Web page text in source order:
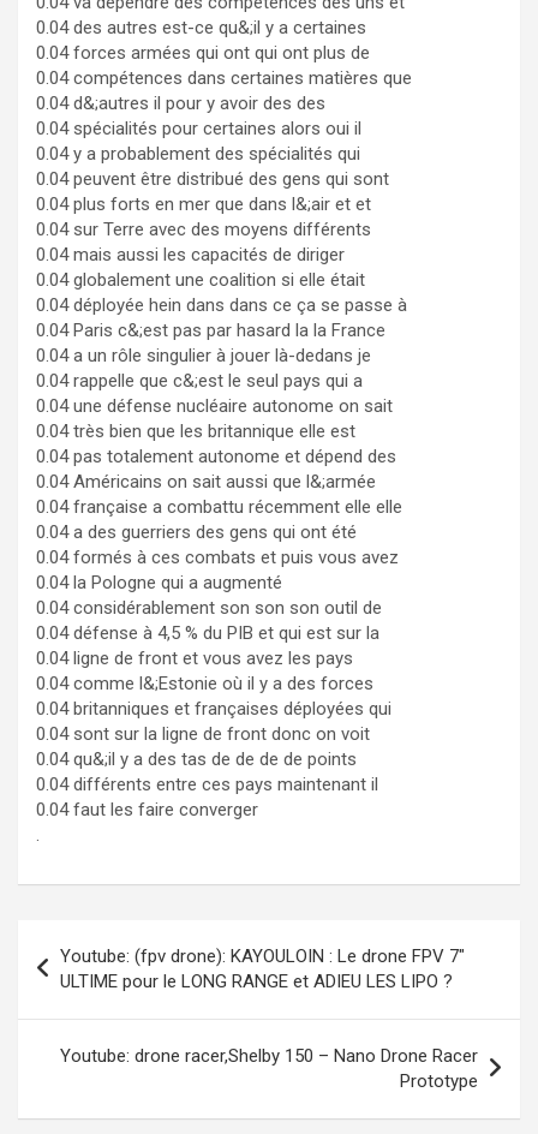
0.04 des autres est-ce qu&;il y a certaines
0.04 forces armées qui ont qui ont plus de
0.04 compétences dans certaines matières que
0.04 d&;autres il pour y avoir des des
0.04 spécialités pour certaines alors oui il
0.04 y a probablement des spécialités qui
0.04 peuvent être distribué des gens qui sont
0.04 plus forts en mer que dans l&;air et et
0.04 sur Terre avec des moyens différents
0.04 mais aussi les capacités de diriger
0.04 globalement une coalition si elle était
0.04 déployée hein dans dans ce ça se passe à
0.04 Paris c&;est pas par hasard la la France
0.04 a un rôle singulier à jouer là-dedans je
0.04 rappelle que c&;est le seul pays qui a
0.04 une défense nucléaire autonome on sait
0.04 très bien que les britannique elle est
0.04 pas totalement autonome et dépend des
0.04 Américains on sait aussi que l&;armée
0.04 française a combattu récemment elle elle
0.04 a des guerriers des gens qui ont été
0.04 formés à ces combats et puis vous avez
0.04 la Pologne qui a augmenté
0.04 considérablement son son son outil de
0.04 défense à 4,5 % du PIB et qui est sur la
0.04 ligne de front et vous avez les pays
0.04 comme l&;Estonie où il y a des forces
0.04 britanniques et françaises déployées qui
0.04 sont sur la ligne de front donc on voit
0.04 qu&;il y a des tas de de de de points
0.04 différents entre ces pays maintenant il
0.04 faut les faire converger
.
de
l’article
Youtube: (fpv drone): KAYOULOIN : Le drone FPV 7″
ULTIME pour le LONG RANGE et ADIEU LES LIPO ?
Youtube: drone racer,Shelby 150 – Nano Drone Racer
Prototype